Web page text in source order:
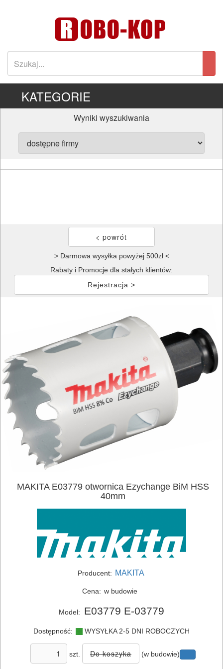
ELEKTRONARZĘDZIA
SIECIOWE
ELEKTRONARZĘDZIA
AKUMULATOROWE
AKCESORIA
ELEKTRONARZĘDZI
MAGAZYNOWANIE
KATEGORIE
Wyniki wyszukiwania
> Darmowa wysyłka powyżej 500zł <
Rabaty i Promocje dla stałych klientów:
Rejestracja >
MAKITA E03779 otwornica Ezychange BiM HSS
40mm
Producent: MAKITA
Cena: w budowie
Model: E03779 E-03779
Dostępność: WYSYŁKA 2-5 DNI ROBOCZYCH
szt. (w budowie)